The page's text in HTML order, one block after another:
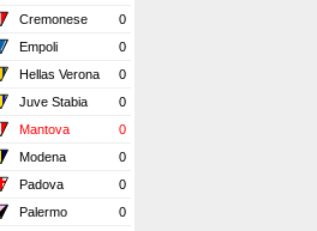
Cremonese
0
Empoli
0
Hellas Verona
0
Juve Stabia
0
Mantova
0
Modena
0
Padova
0
Palermo
0